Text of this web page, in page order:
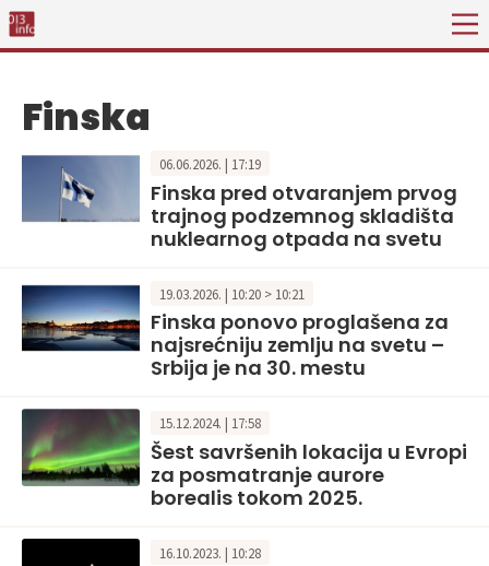
Finska
06.06.2026. | 17:19
Finska pred otvaranjem prvog
trajnog podzemnog skladišta
nuklearnog otpada na svetu
19.03.2026. | 10:20 > 10:21
Finska ponovo proglašena za
najsrećniju zemlju na svetu –
Srbija je na 30. mestu
15.12.2024. | 17:58
Šest savršenih lokacija u Evropi
za posmatranje aurore
borealis tokom 2025.
16.10.2023. | 10:28